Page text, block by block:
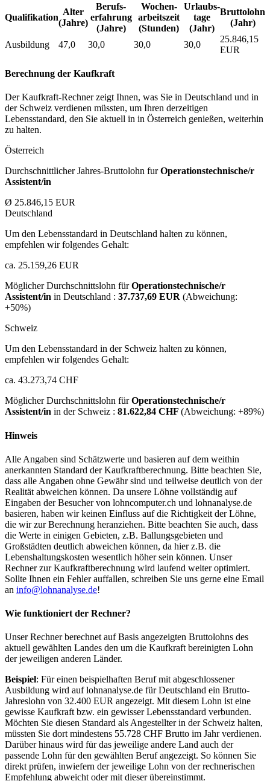
Qualifikation
Alter
(Jahre)
Berufs­
erfahrung
(Jahre)
Wochen­
arbeitszeit
(Stunden)
Urlaubs­
tage
(Jahr)
Bruttolohn
(Jahr)
Ausbildung 47,0 30,0 30,0 30,0
25.846,15
EUR
Berechnung der Kaufkraft
Der Kaufkraft-Rechner zeigt Ihnen, was Sie in Deutschland und in
der Schweiz verdienen müssten, um Ihren derzeitigen
Lebensstandard, den Sie aktuell in in Österreich genießen, weiterhin
zu halten.
Österreich
Durchschnittlicher Jahres-Bruttolohn furOperationstechnische/r
Assistent/in
Ø 25.846,15 EUR
Deutschland
Um den Lebensstandard in Deutschland halten zu können,
empfehlen wir folgendes Gehalt:
ca. 25.159,26 EUR
Möglicher Durchschnittslohn fürOperationstechnische/r
Assistent/in in Deutschland : 37.737,69 EUR (Abweichung:
+50%)
Schweiz
Um den Lebensstandard in der Schweiz halten zu können,
empfehlen wir folgendes Gehalt:
ca. 43.273,74 CHF
Möglicher Durchschnittslohn fürOperationstechnische/r
Assistent/in in der Schweiz : 81.622,84 CHF (Abweichung: +89%)
Hinweis
Alle Angaben sind Schätzwerte und basieren auf dem weithin
anerkannten Standard der Kaufkraftberechnung. Bitte beachten Sie,
dass alle Angaben ohne Gewähr sind und teilweise deutlich von der
Realität abweichen können. Da unsere Löhne vollständig auf
Eingaben der Besucher von lohncomputer.ch und lohnanalyse.de
basieren, haben wir keinen Einfluss auf die Richtigkeit der Löhne,
die wir zur Berechnung heranziehen. Bitte beachten Sie auch, dass
die Werte in einigen Gebieten, z.B. Ballungsgebieten und
Großstädten deutlich abweichen können, da hier z.B. die
Lebenshaltungskosten wesentlich höher sein können. Unser
Rechner zur Kaufkraftberechnung wird laufend weiter optimiert.
Sollte Ihnen ein Fehler auffallen, schreiben Sie uns gerne eine Email
an info@lohnanalyse.de!
Wie funktioniert der Rechner?
Unser Rechner berechnet auf Basis angezeigten Bruttolohns des
aktuell gewählten Landes den um die Kaufkraft bereinigten Lohn
der jeweiligen anderen Länder.
Beispiel: Für einen beispielhaften Beruf mit abgeschlossener
Ausbildung wird auf lohnanalyse.de für Deutschland ein Brutto-
Jahreslohn von 32.400 EUR angezeigt. Mit diesem Lohn ist eine
gewisse Kaufkraft bzw. ein gewisser Lebensstandard verbunden.
Möchten Sie diesen Standard als Angestellter in der Schweiz halten,
müssten Sie dort mindestens 55.728 CHF Brutto im Jahr verdienen.
Darüber hinaus wird für das jeweilige andere Land auch der
passende Lohn für den gewählten Beruf angezeigt. So können Sie
direkt prüfen, inwiefern der jeweilige Lohn von der rechnerischen
Empfehlung abweicht oder mit dieser übereinstimmt.